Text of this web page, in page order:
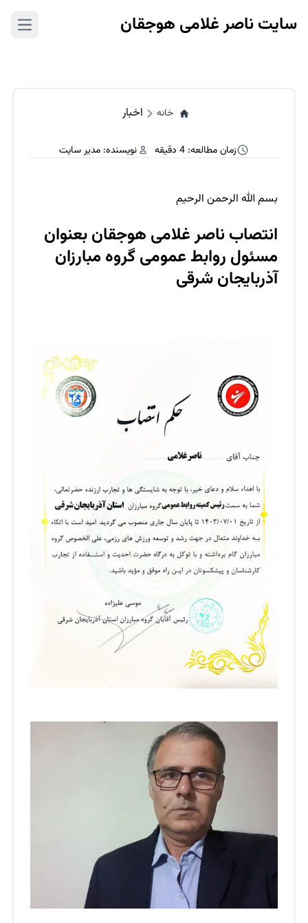
سایت ناصر غلامی هوجقان
خانه اخبار
زمان مطالعه: 4 دقیقه نویسنده: مدیر سایت
بسم الله الرحمن الرحیم
انتصاب ناصر غلامی هوجقان بعنوان
مسئول روابط عمومی گروه مبارزان
آذربایجان شرقی